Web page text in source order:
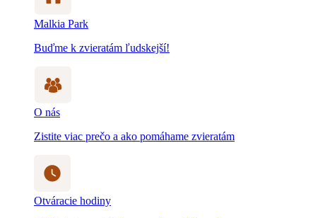
Malkia Park
Buďme k zvieratám ľudskejší!
O nás
Zistite viac prečo a ako pomáhame zvieratám
Otváracie hodiny